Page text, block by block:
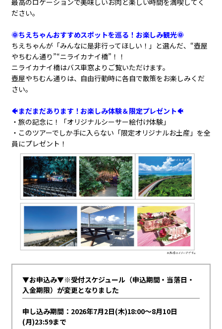
ださい。
🌞ちえちゃんおすすめスポットを巡る！お楽しみ観光🌞
ちえちゃんが「みんなに是非行ってほしい！」と選んだ、“壺屋
やちむん通り”“ニライカナイ橋”！！
ニライカナイ橋はバス車窓よりご覧いただけます。
壺屋やちむん通りは、自由行動時に各自で散策をお楽しみくだ
さい。
🐠まだまだあります！お楽しみ体験＆限定プレゼント🐠
・旅の記念に！「オリジナルシーサー絵付け体験」
・このツアーでしか手に入らない「限定オリジナルお土産」を全
員にプレゼント！
▼お申込み▼※受付スケジュール（申込期間・当落日・
入金期限）が変更となりました
申し込み期間：2026年7月2日(木)18:00～8月10日
(月)23:59まで